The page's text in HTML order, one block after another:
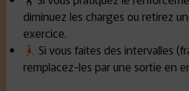
diminuez les charges ou retirez
exercice.
Si vous faites des intervalles
remplacez-les par une sortie en